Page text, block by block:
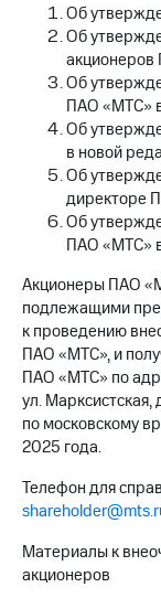
спикера
и акционерам
ПАО
"МТС"
Личный
кабинет
и
аудит
Рынок
акций
Об
Об
Об
ПАО «МТС»
Об
в новой
Об
директоре
Об
ПАО «МТС»
Акционеры ПАО
подлежащими
к проведению
ПАО «МТС», и
ПАО «МТС» по
ул.
по московскому
2025 года.
Телефон для
Материалы к
акционеров